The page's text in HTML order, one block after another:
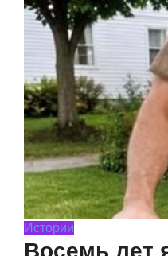
Истории
Восемь лет